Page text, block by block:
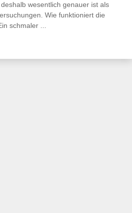
wesentlich genauer ist als
Wie funktioniert die
schmaler ...